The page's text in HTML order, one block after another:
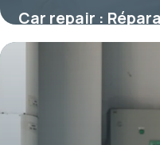
Car repair :
15 juin 2026